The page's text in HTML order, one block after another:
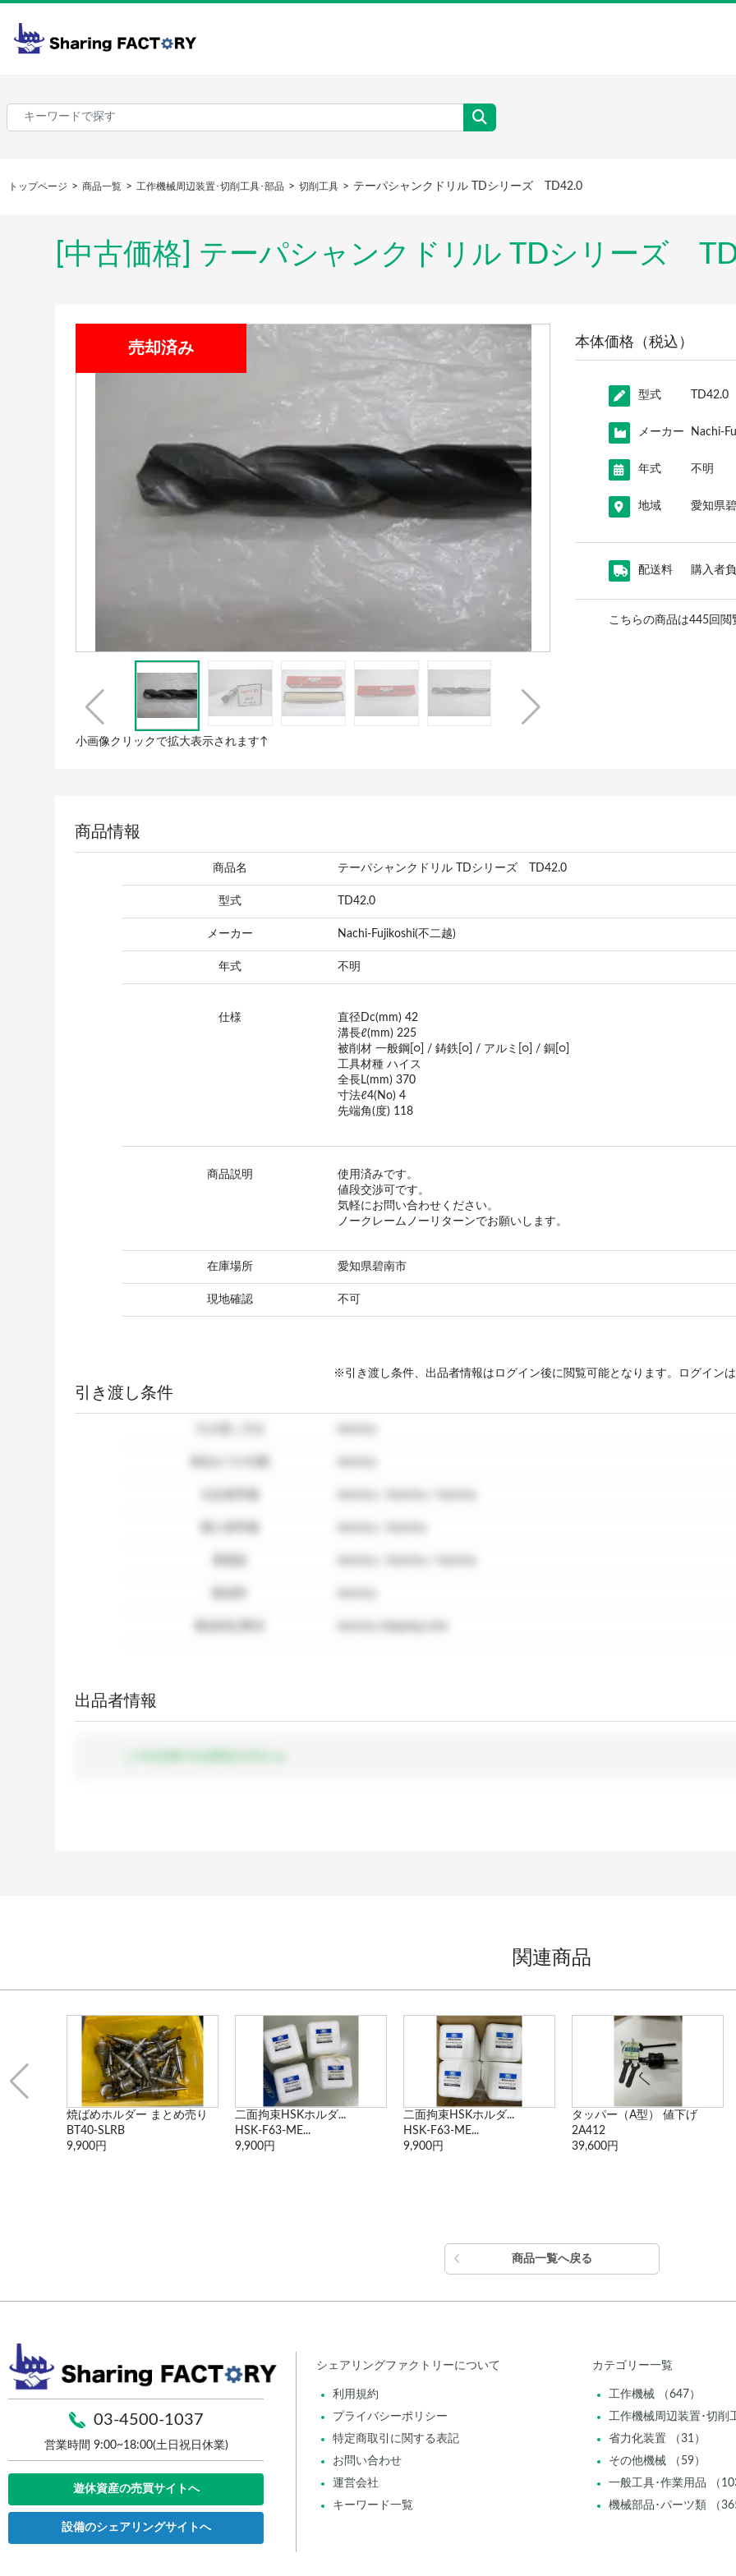
トップページ 商品一覧 工作機械周辺装置･切削工具･部品 切削工具 テーパシャンクドリル TDシリーズ TD42.0
[中古価格] テーパシャンクドリル TDシリーズ
売却済み
小画像クリックで拡大表示されます↑
本体価格（税込）
型式 TD42.0
メーカー Nachi-
年式 不明
地域 愛知県
配送料 購入者
こちらの商品は445回
商品情報
商品名 テーパシャンクドリル TDシリーズ TD42.0
型式 TD42.0
メーカー Nachi-Fujikoshi(不二越)
年式 不明
仕様
直径Dc(mm) 42
溝長ℓ(mm) 225
被削材 一般鋼[○] / 鋳鉄[○] / アルミ[○] / 銅[○]
工具材種 ハイス
全長L(mm) 370
寸法ℓ4(No) 4
先端角(度) 118
商品説明
使用済みです。
値段交渉可です。
気軽にお問い合わせください。
ノークレームノーリターンでお願いします。
在庫場所 愛知県碧南市
現地確認 不可
※引き渡し条件、出品者情報はログイン後に閲覧可能となります。ログインは
引き渡し条件
出品者情報
関連商品
二面拘束HSKホルダ...
HSK-F63-ME...
9,900円
二面拘束HSKホルダ...
HSK-F63-ME...
9,900円
タッパー（A型） 値下げ
2A412
39,600円
【値下げ】コレットホルダ
A63-CTH25-105
6,600円
商品一覧へ戻る
03-4500-1037
営業時間 9:00~18:00(土日祝日休業)
遊休資産の売買サイトへ
設備のシェアリングサイトへ
シェアリングファクトリーについて
利用規約
プライバシーポリシー
特定商取引に関する表記
お問い合わせ
運営会社
キーワード一覧
カテゴリー一覧
工作機械 （647）
工作機械周辺装置･切削
省力化装置 （31）
その他機械 （59）
一般工具･作業用品 （
機械部品･パーツ類 （